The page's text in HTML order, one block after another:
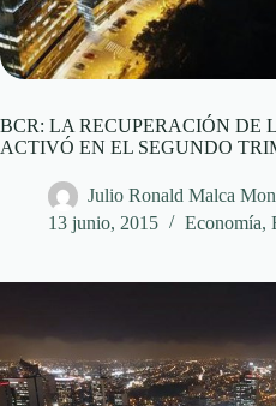
BCR: LA RECUPERACIÓN DE
ACTIVÓ EN EL SEGUNDO
Julio Ronald Malca
13 junio, 2015
Economía,